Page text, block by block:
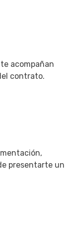
acompañan
contrato.
presentarte un